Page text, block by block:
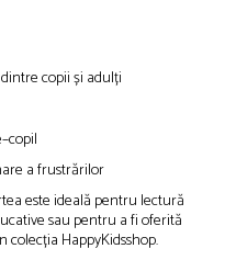
copii și adulți
a frustrărilor
este ideală pentru lectură
sau pentru a fi oferită
colecția HappyKidsshop.